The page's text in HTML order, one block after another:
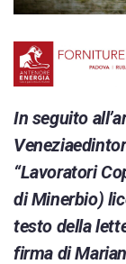
In seguito
“Lavoratori
di Minerbio)
testo della
firma di